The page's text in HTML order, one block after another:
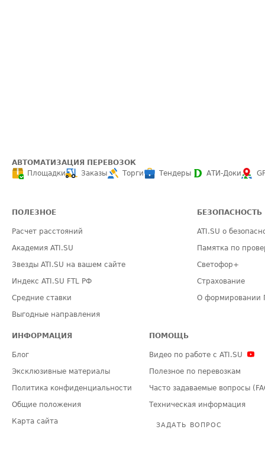
АВТОМАТИЗАЦИЯ ПЕРЕВОЗОК
Площадки
Заказы Торги Тендеры АТИ-Доки
ПОЛЕЗНОЕ
Расчет расстояний
Академия ATI.SU
Звезды ATI.SU на вашем сайте
Индекс ATI.SU FTL РФ
Средние ставки
Выгодные направления
БЕЗОПАСНОСТЬ
ATI.SU о
Памятка по
Светофор+
Страхование
О формировании
ИНФОРМАЦИЯ
Блог
Эксклюзивные материалы
Политика конфиденциальности
Общие положения
Карта сайта
ПОМОЩЬ
Видео по работе с ATI.SU
Полезное по перевозкам
Часто задаваемые вопросы
Техническая информация
ЗАДАТЬ ВОПРОС